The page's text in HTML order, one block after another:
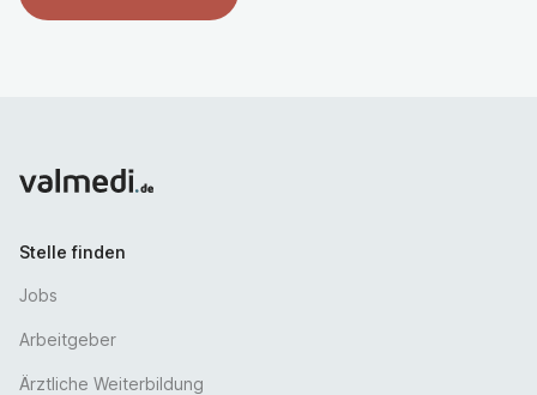
Stelle finden
Jobs
Arbeitgeber
Ärztliche Weiterbildung